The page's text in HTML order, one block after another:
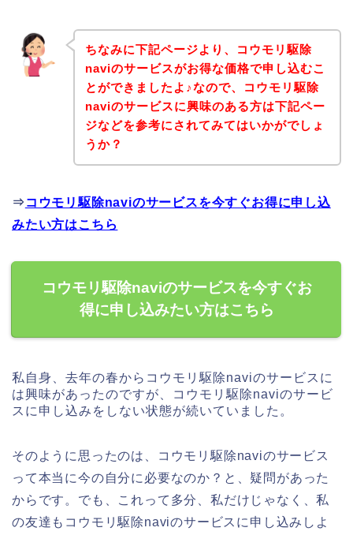
ちなみに下記ページより、コウモリ駆除
naviのサービスがお得な価格で申し込むこ
とができましたよ♪なので、コウモリ駆除
naviのサービスに興味のある方は下記ペー
ジなどを参考にされてみてはいかがでしょ
うか？
⇒ コウモリ駆除naviのサービスを今すぐお得に申し込
みたい方はこちら
コウモリ駆除naviのサービスを今すぐお
得に申し込みたい方はこちら
私自身、去年の春からコウモリ駆除naviのサービスに
は興味があったのですが、コウモリ駆除naviのサービ
スに申し込みをしない状態が続いていました。
そのように思ったのは、コウモリ駆除naviのサービス
って本当に今の自分に必要なのか？と、疑問があった
からです。でも、これって多分、私だけじゃなく、私
の友達もコウモリ駆除naviのサービスに申し込みしよ